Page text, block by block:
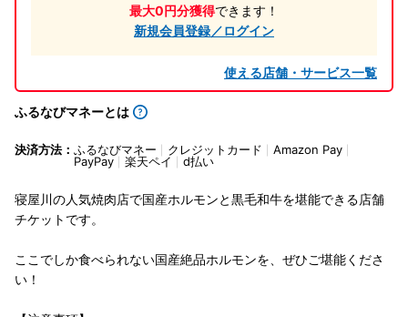
最大0円分獲得できます！
新規会員登録／ログイン
使える店舗・サービス一覧
ふるなびマネーとは
決済方法： ふるなびマネー クレジットカード
Amazon Pay
PayPay
楽天ペイ d払い
寝屋川の人気焼肉店で国産ホルモンと黒毛和牛を堪能できる店舗
チケットです。
ここでしか食べられない国産絶品ホルモンを、ぜひご堪能くださ
い！